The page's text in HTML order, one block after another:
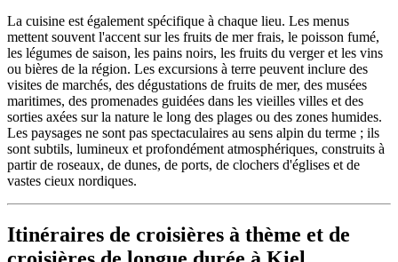
La cuisine est également spécifique à chaque lieu. Les menus
mettent souvent l'accent sur les fruits de mer frais, le poisson fumé,
les légumes de saison, les pains noirs, les fruits du verger et les vins
ou bières de la région. Les excursions à terre peuvent inclure des
visites de marchés, des dégustations de fruits de mer, des musées
maritimes, des promenades guidées dans les vieilles villes et des
sorties axées sur la nature le long des plages ou des zones humides.
Les paysages ne sont pas spectaculaires au sens alpin du terme ; ils
sont subtils, lumineux et profondément atmosphériques, construits à
partir de roseaux, de dunes, de ports, de clochers d'églises et de
vastes cieux nordiques.
Itinéraires de croisières à thème et de